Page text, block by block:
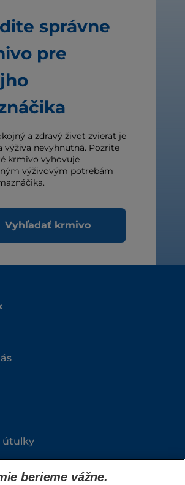
správne
pre
a zdravý život zvierat je
výživa nevyhnutná. Pozrite
krmivo vyhovuje
výživovým potrebám
Vyhľadať krmivo
útulky
berieme vážne.